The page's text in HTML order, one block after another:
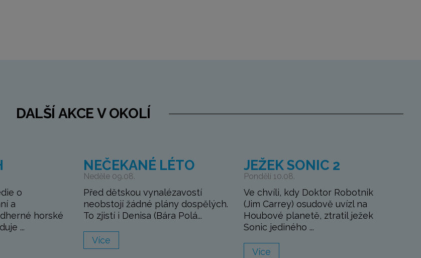
DALŠÍ AKCE V OKOLÍ
o
a
horské
...
NEČEKANÉ LÉTO
Neděle 09.08.
Před dětskou vynalézavostí
neobstojí žádné plány dospělých.
To zjistí i Denisa (Bára Polá...
Více
JEŽEK SONIC 2
Pondělí 10.08.
Ve chvíli, kdy Doktor Robotnik
(Jim Carrey) osudově uvízl na
Houbové planetě, ztratil ježek
Sonic jediného ...
Více